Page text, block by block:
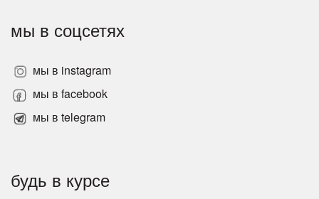
мы в соцсетях
мы в instagram
мы в facebook
мы в telegram
будь в курсе